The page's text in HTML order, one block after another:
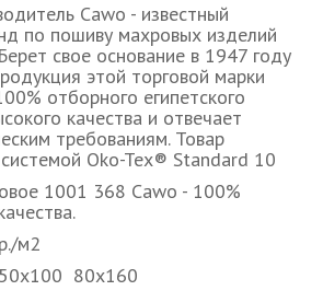
Cawo - известный
по пошиву махровых изделий
свое основание в 1947 году
этой торговой марки
отборного египетского
качества и отвечает
требованиям. Товар
Oko-Tex® Standard 10
1001 368 Cawo - 100%
м2
80х160